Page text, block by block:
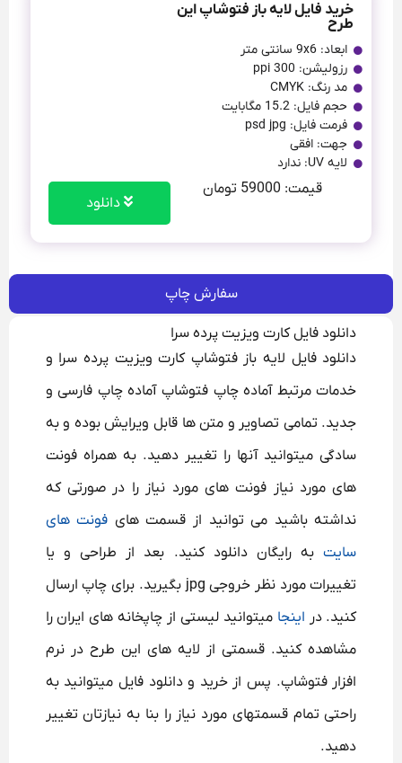
خرید فایل لایه باز فتوشاپ این
طرح
ابعاد: 9x6 سانتی متر
رزولیشن: 300 ppi
مد رنگ: CMYK
حجم فایل: 15.2 مگابایت
فرمت فایل: psd jpg
جهت: افقی
لایه UV: ندارد
قیمت: 59000 تومان
دانلود
سفارش چاپ
دانلود فایل کارت ویزیت پرده سرا
دانلود فایل لایه باز فتوشاپ کارت ویزیت پرده سرا و
خدمات مرتبط آماده چاپ فتوشاپ آماده چاپ فارسی و
جدید. تمامی تصاویر و متن ها قابل ویرایش بوده و به
سادگی میتوانید آنها را تغییر دهید. به همراه فونت
های مورد نیاز فونت های مورد نیاز را در صورتی که
نداشته باشید می توانید از قسمت های فونت های
سایتبه رایگان دانلود کنید. بعد از طراحی و یا
تغییرات مورد نظر خروجی jpg بگیرید. برای چاپ ارسال
کنید. در اینجا میتوانید لیستی از چاپخانه های ایران را
مشاهده کنید. قسمتی از لایه های این طرح در نرم
افزار فتوشاپ. پس از خرید و دانلود فایل میتوانید به
راحتی تمام قسمتهای مورد نیاز را بنا به نیازتان تغییر
دهید.